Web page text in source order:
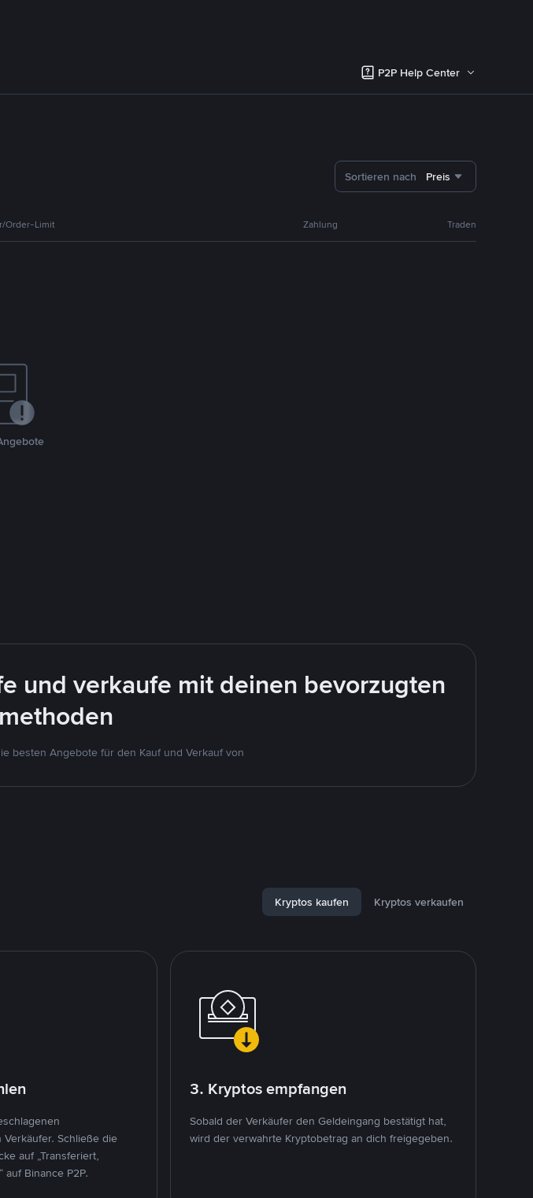
P2P Help Center
Sortieren nach Preis
Order-Limit Zahlung Traden
und verkaufe mit deinen bevorzugten
besten Angebote für den Kauf und Verkauf von
Kryptos kaufen Kryptos verkaufen
Schließe die
auf „Transferiert,
auf Binance P2P.
3. Kryptos empfangen
Sobald der Verkäufer den Geldeingang bestätigt hat,
wird der verwahrte Kryptobetrag an dich freigegeben.